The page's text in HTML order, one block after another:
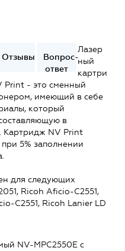
Отзывы
Вопрос-
ответ
Лазер
ный
картри
Print - это сменный
имеющий в себе
который
в
Картридж NV Print
5% заполнении
для следующих
Ricoh Aficio-C2551,
C2551, Ricoh Lanier LD
NV-MPC2550E с